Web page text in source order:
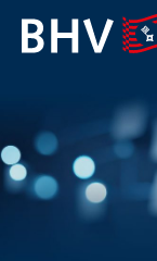
the
content